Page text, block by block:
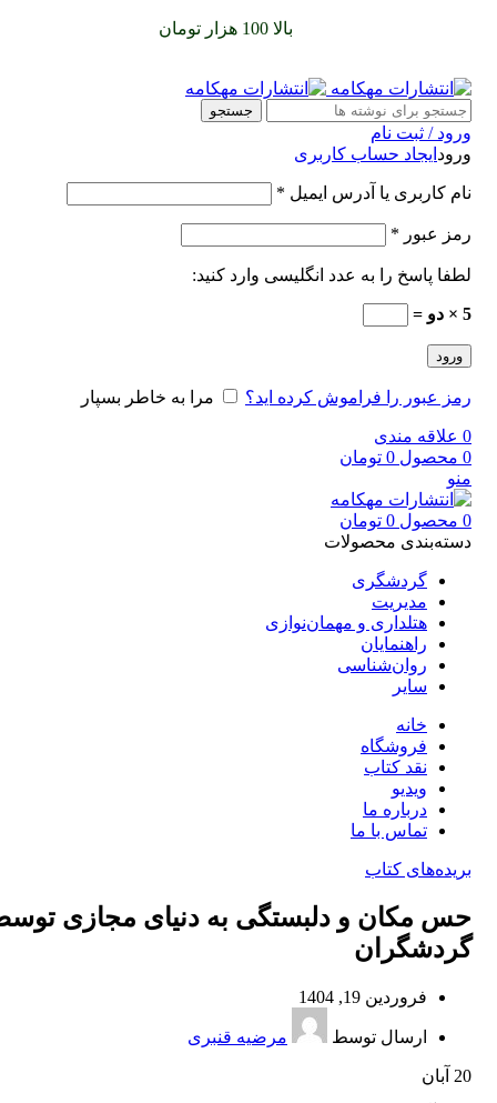
بالا 100 هزار تومان
جستجو
ورود / ثبت نام
ورود ایجاد حساب کاربری
نام کاربری یا آدرس ایمیل *
رمز عبور *
لطفا پاسخ را به عدد انگلیسی وارد کنید:
5 × دو =
ورود
رمز عبور را فراموش کرده اید؟ مرا به خاطر بسپار
0 علاقه مندی
0 محصول 0 تومان
منو
0 محصول 0 تومان
دسته‌بندی محصولات
گردشگری
مدیریت
هتلداری و مهمان‌نوازی
راهنمایان
روان‌شناسی
سایر
خانه
فروشگاه
نقد کتاب
ویدیو
درباره‌ ما
تماس با ما
بریده‌های کتاب
حس مکان و دلبستگی به دنیای مجازی
گردشگران
فروردین 19, 1404
ارسال توسط مرضیه قنبری
20 آبان